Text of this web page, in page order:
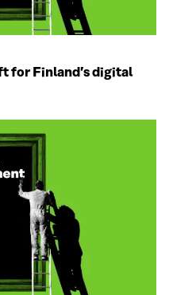
for Finland’s digital